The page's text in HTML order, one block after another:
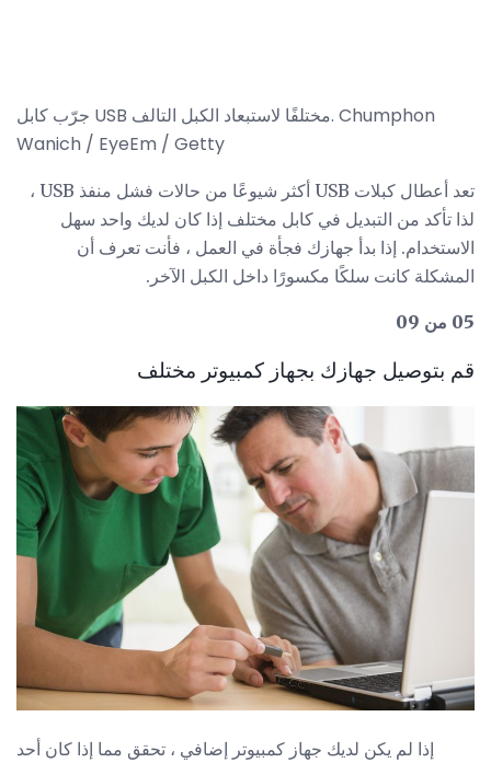
جرّب كابل USB مختلفًا لاستبعاد الكبل التالف. Chumphon
Wanich / EyeEm / Getty
تعد أعطال كبلات USB أكثر شيوعًا من حالات فشل منفذ USB ،
لذا تأكد من التبديل في كابل مختلف إذا كان لديك واحد سهل
الاستخدام. إذا بدأ جهازك فجأة في العمل ، فأنت تعرف أن
المشكلة كانت سلكًا مكسورًا داخل الكبل الآخر.
05 من 09
قم بتوصيل جهازك بجهاز كمبيوتر مختلف
إذا لم يكن لديك جهاز كمبيوتر إضافي ، تحقق مما إذا كان أحد